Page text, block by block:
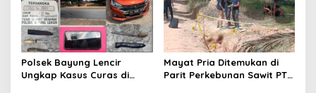
Polsek Bayung Lencir
Ungkap Kasus Curas di
Mayat Pria Ditemukan di
Parit Perkebunan Sawit PT